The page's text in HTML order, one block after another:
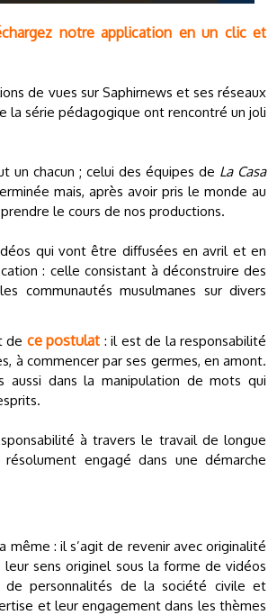
notre application en un clic et
de vues sur Saphirnews et ses réseaux
la série pédagogique ont rencontré un joli
chacun ; celui des équipes de La Casa
mais, après avoir pris le monde au
le cours de nos productions.
qui vont être diffusées en avril et en
: celle consistant à déconstruire des
communautés musulmanes sur divers
de ce postulat : il est de la responsabilité
à commencer par ses germes, en amont.
aussi dans la manipulation de mots qui
à travers le travail de longue
engagé dans une démarche
même : il s’agit de revenir avec originalité
sens originel sous la forme de vidéos
de personnalités de la société civile et
et leur engagement dans les thèmes